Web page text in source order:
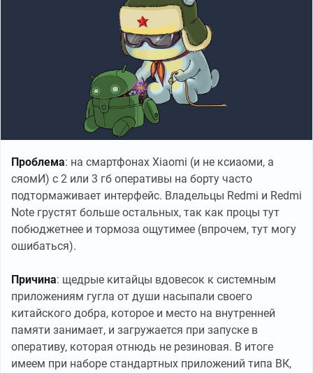
Проблема: на смартфонах Xiaomi (и не ксиаоми, а
сяомИ) с 2 или 3 гб оперативы на борту часто
подтормаживает интерфейс. Владельцы Redmi и Redmi
Note грустят больше остальных, так как процы тут
побюджетнее и тормоза ощутимее (впрочем, тут могу
ошибаться).
Причина: щедрые китайцы вдовесок к системным
приложениям гугла от души насыпали своего
китайского добра, которое и место на внутренней
памяти занимает, и загружается при запуске в
оперативу, которая отнюдь не резиновая. В итоге
имеем при наборе стандартных приложений типа ВК,